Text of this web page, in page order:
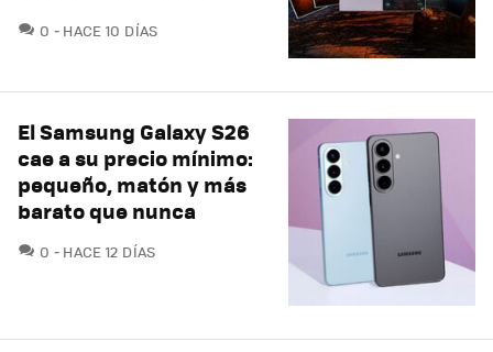
0 COMENTARIOS
HACE 10 DÍAS
El Samsung Galaxy S26
cae a su precio mínimo:
pequeño, matón y más
barato que nunca
0 COMENTARIOS
HACE 12 DÍAS